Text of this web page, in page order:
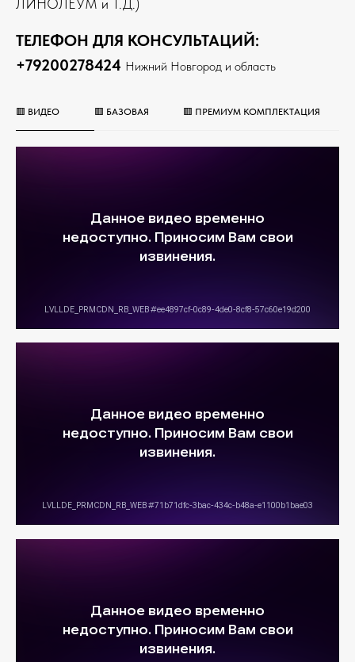
ЛИНОЛЕУМ и Т.Д.)
ТЕЛЕФОН ДЛЯ КОНСУЛЬТАЦИЙ:
+79200278424 Нижний Новгород и область
🟥 ВИДЕО 🟥 БАЗОВАЯ 🟥 ПРЕМИУМ КОМПЛЕКТАЦИЯ